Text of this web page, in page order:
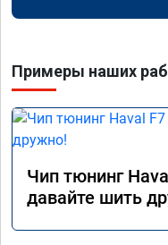
Примеры наших
Чип тюнинг
давайте шить